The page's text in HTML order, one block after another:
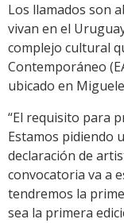
Los llamados son
vivan en el
complejo cultural
Contemporáneo
ubicado en
“El requisito para
Estamos pidiendo
declaración de
convocatoria va a
tendremos la
sea la primera